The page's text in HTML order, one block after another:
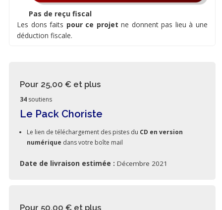
Pas de reçu fiscal
Les dons faits pour ce projet ne donnent pas lieu à une
déduction fiscale.
Pour 25,00 € et plus
34 soutiens
Le Pack Choriste
Le lien de téléchargement des pistes du CD en version
numérique dans votre boîte mail
Date de livraison estimée : Décembre 2021
Pour 50,00 € et plus